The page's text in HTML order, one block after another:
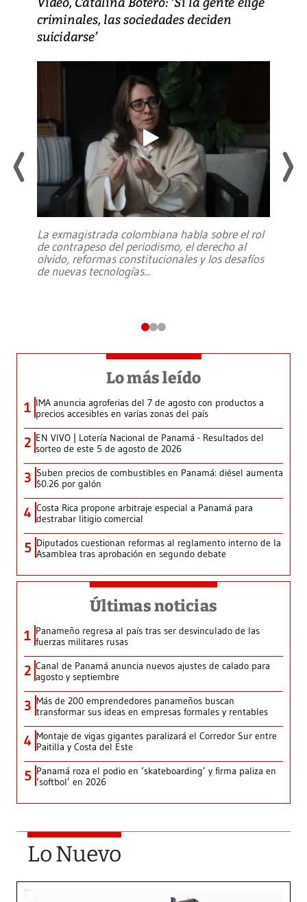
criminales, las sociedades deciden
suicidarse’
La exmagistrada colombiana habla sobre el rol
de contrapeso del periodismo, el derecho al
olvido, reformas constitucionales y los desafíos
de nuevas tecnologías...
Lo más leído
1 IMA anuncia agroferias del 7 de agosto con productos a
precios accesibles en varias zonas del país
2 EN VIVO | Lotería Nacional de Panamá - Resultados del
sorteo de este 5 de agosto de 2026
3 Suben precios de combustibles en Panamá: diésel aumenta
$0.26 por galón
4 Costa Rica propone arbitraje especial a Panamá para
destrabar litigio comercial
5 Diputados cuestionan reformas al reglamento interno de la
Asamblea tras aprobación en segundo debate
Últimas noticias
1 Panameño regresa al país tras ser desvinculado de las
fuerzas militares rusas
2 Canal de Panamá anuncia nuevos ajustes de calado para
agosto y septiembre
3 Más de 200 emprendedores panameños buscan
transformar sus ideas en empresas formales y rentables
4 Montaje de vigas gigantes paralizará el Corredor Sur entre
Paitilla y Costa del Este
5 Panamá roza el podio en ‘skateboarding’ y firma paliza en
‘softbol’ en 2026
Lo Nuevo